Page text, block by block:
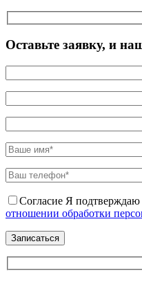
Оставьте заявку, и
Согласие Я подтверждаю
отношении обработки